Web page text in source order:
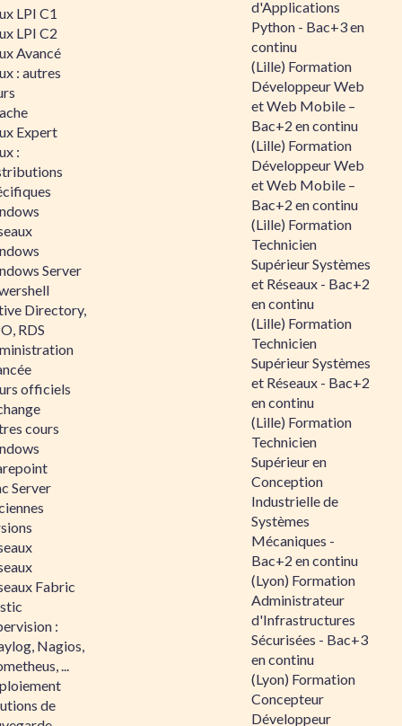
LPI C1
LPI C2
Avancé
: autres
Expert
:
Server
Directory,
RDS
officiels
cours
Server
Fabric
:
Nagios,
...
de
d'Applications
Python - Bac+3 en
continu
(Lille) Formation
Développeur Web
et Web Mobile –
Bac+2 en continu
(Lille) Formation
Développeur Web
et Web Mobile –
Bac+2 en continu
(Lille) Formation
Technicien
Supérieur Systèmes
et Réseaux - Bac+2
en continu
(Lille) Formation
Technicien
Supérieur Systèmes
et Réseaux - Bac+2
en continu
(Lille) Formation
Technicien
Supérieur en
Conception
Industrielle de
Systèmes
Mécaniques -
Bac+2 en continu
(Lyon) Formation
Administrateur
d'Infrastructures
Sécurisées - Bac+3
en continu
(Lyon) Formation
Concepteur
Développeur